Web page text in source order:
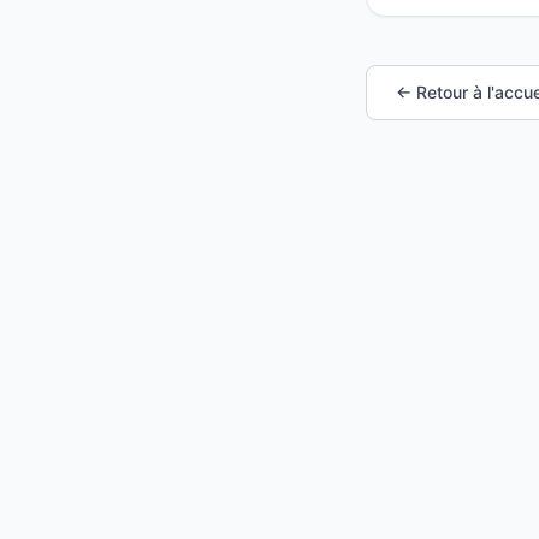
← Retour à